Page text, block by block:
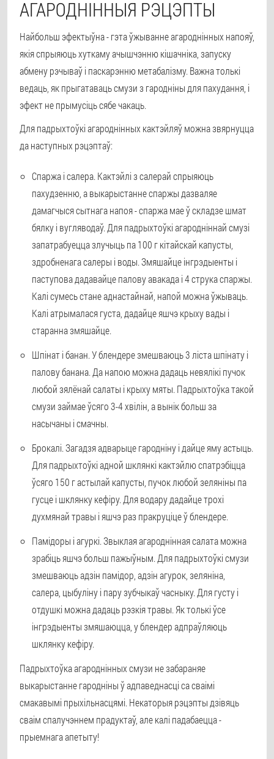
АГАРОДНІННЫЯ РЭЦЭПТЫ
Найбольш эфектыўна - гэта ўжыванне агароднінных напояў,
якія спрыяюць хуткаму ачышчэнню кішачніка, запуску
абмену рэчываў і паскарэнню метабалізму. Важна толькі
ведаць, як прыгатаваць смузи з гародніны для пахудання, і
эфект не прымусіць сябе чакаць.
Для падрыхтоўкі агароднінных кактэйляў можна звярнуцца
да наступных рэцэптаў:
Спаржа і салера. Кактэйлі з салерай спрыяюць
пахудзенню, а выкарыстанне спаржы дазваляе
дамагчыся сытнага напоя - спаржа мае ў складзе шмат
бялку і вугляводаў. Для падрыхтоўкі агародніннай смузі
запатрабуецца злучыць па 100 г кітайскай капусты,
здробненага салеры і воды. Змяшайце інгрэдыенты і
паступова дадавайце палову авакада і 4 струка спаржы.
Калі сумесь стане аднастайнай, напой можна ўжываць.
Калі атрымалася густа, дадайце яшчэ крыху вады і
старанна змяшайце.
Шпінат і банан. У блендере змешваюць 3 ліста шпінату і
палову банана. Да напою можна дадаць невялікі пучок
любой зялёнай салаты і крыху мяты. Падрыхтоўка такой
смузи займае ўсяго 3-4 хвілін, а вынік больш за
насычаны і смачны.
Брокалі. Загадзя адварыце гародніну і дайце яму астыць.
Для падрыхтоўкі адной шклянкі кактэйлю спатрэбіцца
ўсяго 150 г астылай капусты, пучок любой зеляніны па
гусце і шклянку кефіру. Для водару дадайце трохі
духмянай травы і яшчэ раз пракруціце ў блендере.
Памідоры і агуркі. Звыклая агароднінная салата можна
зрабіць яшчэ больш пажыўным. Для падрыхтоўкі смузи
змешваюць адзін памідор, адзін агурок, зеляніна,
салера, цыбуліну і пару зубчыкаў часныку. Для густу і
отдушкі можна дадаць рэзкія травы. Як толькі ўсе
інгрэдыенты змяшаюцца, у блендер адпраўляюць
шклянку кефіру.
Падрыхтоўка агароднінных смузи не забараняе
выкарыстанне гародніны ў адпаведнасці са сваімі
смакавымі прыхільнасцямі. Некаторыя рэцэпты дзівяць
сваім спалучэннем прадуктаў, але калі падабаецца -
прыемнага апетыту!